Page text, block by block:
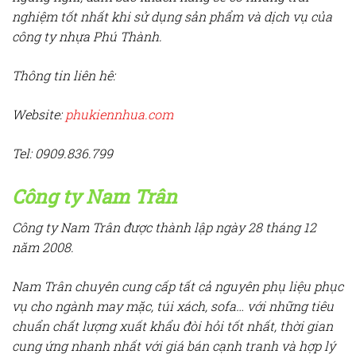
nghiệm tốt nhất khi sử dụng sản phẩm và dịch vụ của
công ty nhựa Phú Thành.
Thông tin liên hê:
Website: phukiennhua.com
Tel: 0909.836.799
Công ty Nam Trân
Công ty Nam Trân được thành lập ngày 28 tháng 12
năm 2008.
Nam Trân chuyên cung cấp tất cả nguyên phụ liệu phục
vụ cho ngành may mặc, túi xách, sofa… với những tiêu
chuẩn chất lượng xuất khẩu đòi hỏi tốt nhất, thời gian
cung ứng nhanh nhất với giá bán cạnh tranh và hợp lý